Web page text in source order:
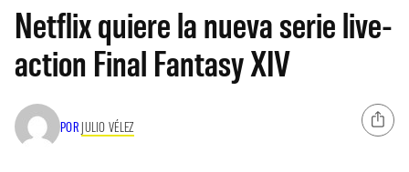
Netflix quiere la nueva serie live-
action Final Fantasy XIV
POR JULIO VÉLEZ